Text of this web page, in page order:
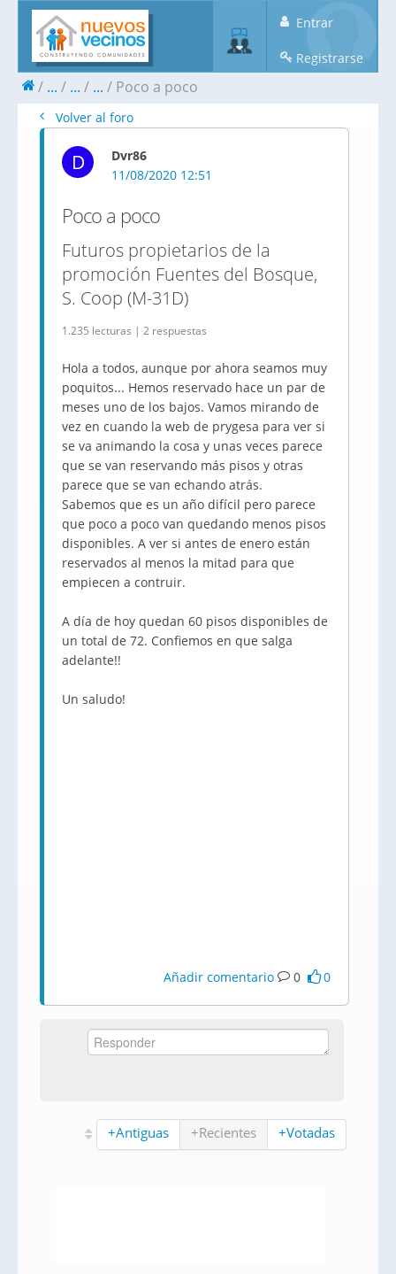
Entrar
Registrarse
... ... ... Poco a poco
Volver al foro
D
Dvr86
11/08/2020 12:51
Poco a poco
Futuros propietarios de la
promoción Fuentes del Bosque,
S. Coop (M-31D)
1.235 lecturas | 2 respuestas
Hola a todos, aunque por ahora seamos muy
poquitos... Hemos reservado hace un par de
meses uno de los bajos. Vamos mirando de
vez en cuando la web de prygesa para ver si
se va animando la cosa y unas veces parece
que se van reservando más pisos y otras
parece que se van echando atrás.
Sabemos que es un año difícil pero parece
que poco a poco van quedando menos pisos
disponibles. A ver si antes de enero están
reservados al menos la mitad para que
empiecen a contruir.
A día de hoy quedan 60 pisos disponibles de
un total de 72. Confiemos en que salga
adelante!!
Un saludo!
Añadir comentario 0 0
+Antiguas +Recientes +Votadas